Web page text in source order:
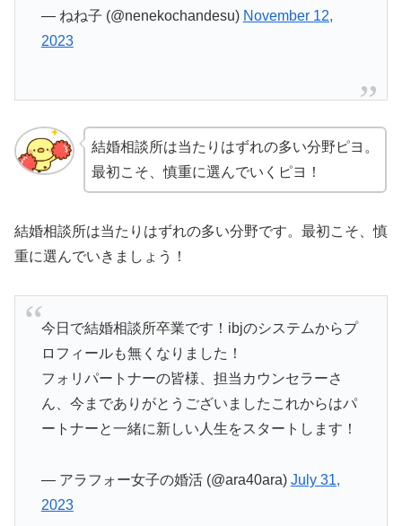
— ねね子 (@nenekochandesu) November 12,
2023
結婚相談所は当たりはずれの多い分野ピヨ。
最初こそ、慎重に選んでいくピヨ！
結婚相談所は当たりはずれの多い分野です。最初こそ、慎
重に選んでいきましょう！
今日で結婚相談所卒業です！ibjのシステムからプ
ロフィールも無くなりました！
フォリパートナーの皆様、担当カウンセラーさ
ん、今までありがとうございましたこれからはパ
ートナーと一緒に新しい人生をスタートします！
— アラフォー女子の婚活 (@ara40ara) July 31,
2023